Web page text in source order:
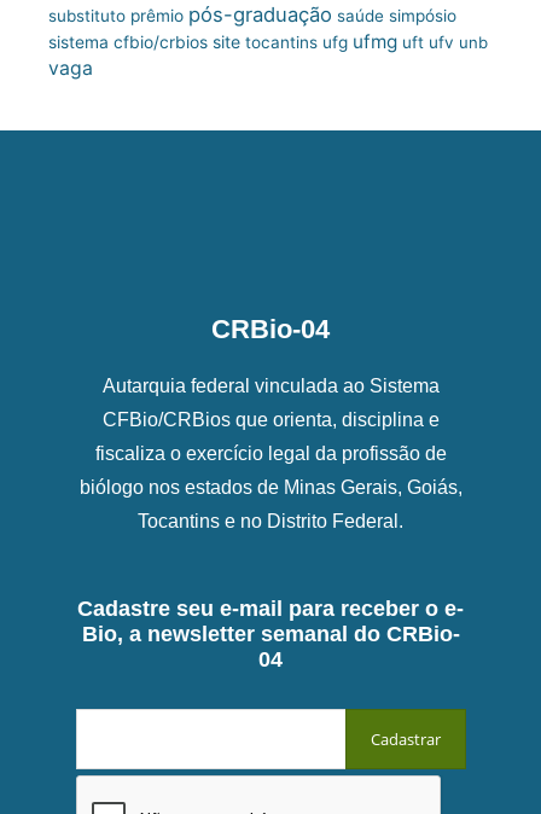
substituto prêmio pós-graduação saúde simpósio
sistema cfbio/crbios site tocantins ufg ufmg uft ufv unb
vaga
CRBio-04
Autarquia federal vinculada ao Sistema
CFBio/CRBios que orienta, disciplina e
fiscaliza o exercício legal da profissão de
biólogo nos estados de Minas Gerais, Goiás,
Tocantins e no Distrito Federal.
Cadastre seu e-mail para receber o e-
Bio, a newsletter semanal do CRBio-
04